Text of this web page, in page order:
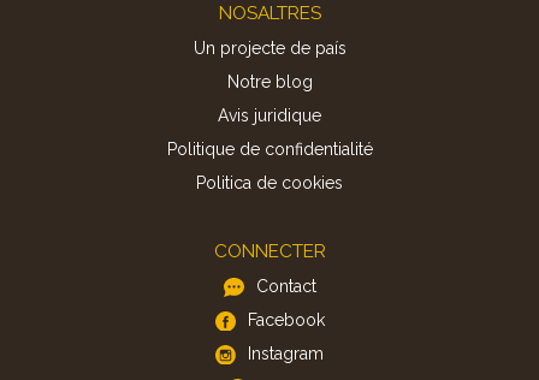
NOSALTRES
Un projecte de país
Notre blog
Avis juridique
Politique de confidentialité
Politica de cookies
CONNECTER
Contact
Facebook
Instagram